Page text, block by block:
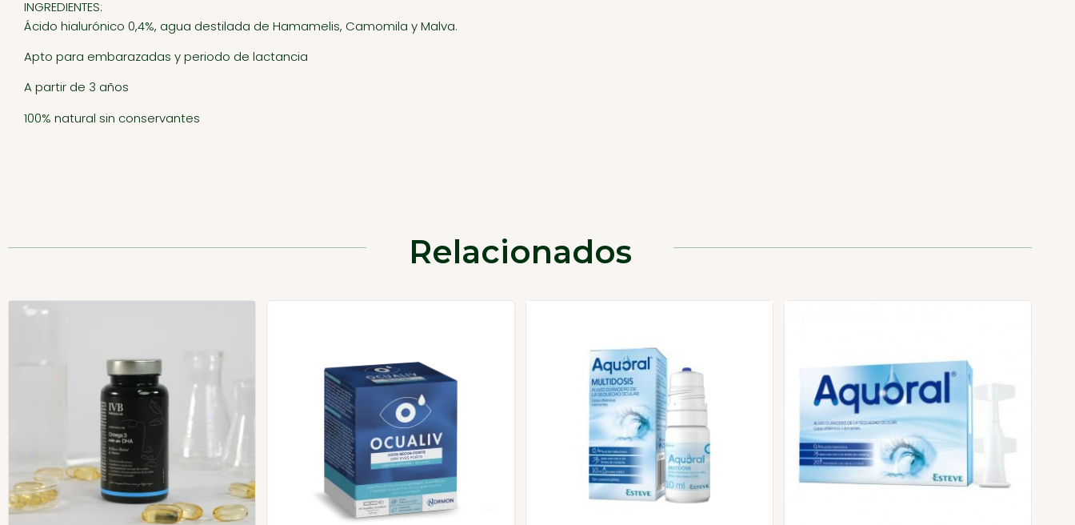
INGREDIENTES:
Ácido hialurónico 0,4%, agua destilada de Hamamelis, Camomila y Malva.
Apto para embarazadas y periodo de lactancia
A partir de 3 años
100% natural sin conservantes
Relacionados